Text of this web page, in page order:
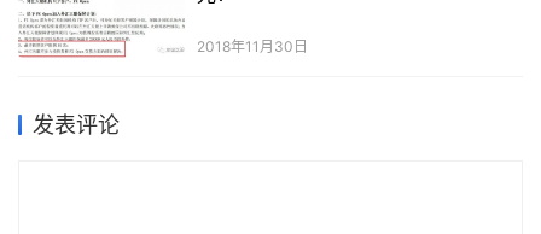
2018年11月30日
发表评论